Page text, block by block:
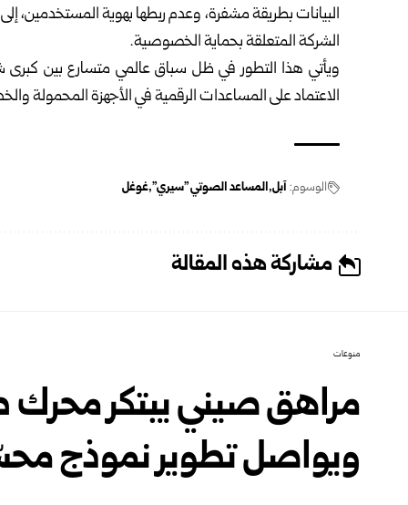
البيانات بطريقة مشفرة، وعدم ربطها بهوية المستخدمين،
الشركة المتعلقة بحماية الخصوصية.
ويأتي هذا التطور في ظل سباق عالمي متسارع بين كبرى
الاعتماد على المساعدات الرقمية في الأجهزة المحمولة
الوسوم: آبل المساعد الصوتي "سيري" غوغل
مشاركة هذه المقالة
منوعات
مراهق صيني يبتكر محرك
ويواصل تطوير نموذج